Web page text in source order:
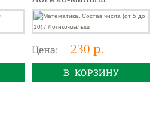
Цена: 230 р.
В КОРЗИНУ